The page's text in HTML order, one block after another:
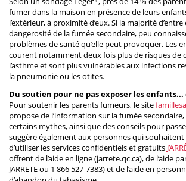
fumer dans la maison en présence de leurs
l’extérieur, à proximité d’eux. Si la majorité
dangerosité de la fumée secondaire, peu
problèmes de santé qu’elle peut provoquer. Les
courent notamment deux fois plus de risques de
l’asthme et sont plus vulnérables aux infections
la pneumonie ou les otites.
Du soutien pour ne pas exposer les
Pour soutenir les parents fumeurs, le site
propose de l’information sur la fumée
certains mythes, ainsi que des conseils pour
suggère également aux personnes qui souhaitent
d’utiliser les services confidentiels et gratuits
offrent de l’aide en ligne (jarrete.qc.ca), de l’aide
JARRETE ou 1 866 527-7383) et de l’aide en